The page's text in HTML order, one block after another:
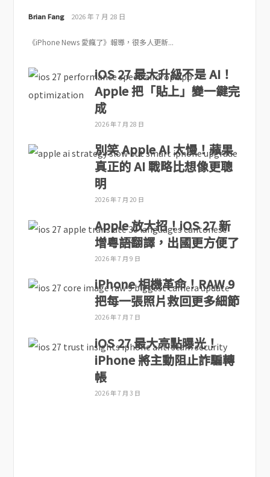
Brian Fang 2026 年 7 月 28 日
《iPhone News 愛瘋了》報導，很多人更新...
iOS 27 最大升級不是 AI！
Apple 把「貼上」變一鍵完
成
2026 年 7 月 28 日
別笑 Apple AI 太慢！蘋果
真正的 AI 戰略比想像更聰
明
2026 年 7 月 20 日
Apple 放大招！iOS 27 新
增粵語翻譯，出國更方便了
2026 年 7 月 9 日
iPhone 相機革命！RAW 9
把每一張照片救回更多細節
2026 年 7 月 7 日
iOS 27 最大亮點曝光！
iPhone 將主動阻止詐騙轉
帳
2026 年 7 月 3 日